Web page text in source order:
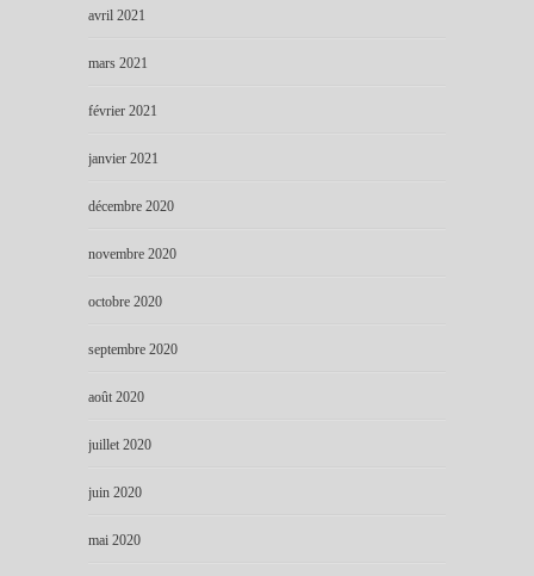
avril 2021
mars 2021
février 2021
janvier 2021
décembre 2020
novembre 2020
octobre 2020
septembre 2020
août 2020
juillet 2020
juin 2020
mai 2020